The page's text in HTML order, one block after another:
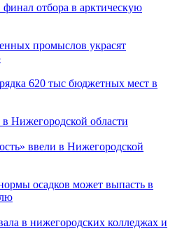
отбора в арктическую
промыслов украсят
620 тыс бюджетных мест в
Нижегородской области
ввели в Нижегородской
осадков может выпасть в
в нижегородских колледжах и